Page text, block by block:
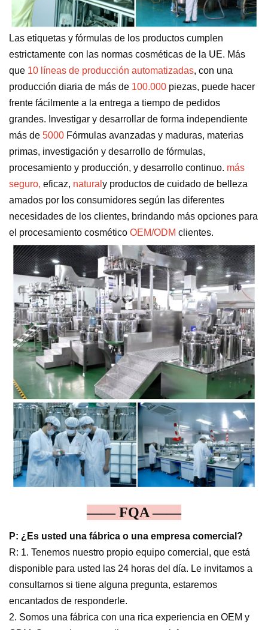
Las etiquetas y fórmulas de los productos cumplen
estrictamente con las normas cosméticas de la UE. Más
que 10 líneas de producción automatizadas, con una
producción diaria de más de 100.000 piezas, puede hacer
frente fácilmente a la entrega a tiempo de pedidos
grandes. Investigar y desarrollar de forma independiente
más de 5000 Fórmulas avanzadas y maduras, materias
primas, investigación y desarrollo de fórmulas,
procesamiento y producción, y desarrollo continuo. más
seguro, eficaz, natural y productos de cuidado de belleza
amados por los consumidores según las diferentes
necesidades de los clientes, brindando más opciones para
el procesamiento cosmético OEM/ODM clientes.
—— FQA ——
P: ¿Es usted una fábrica o una empresa comercial?
R: 1. Tenemos nuestro propio equipo comercial, que está
disponible para usted las 24 horas del día. Le invitamos a
consultarnos si tiene alguna pregunta, estaremos
encantados de responderle.
2. Somos una fábrica con una rica experiencia en OEM y